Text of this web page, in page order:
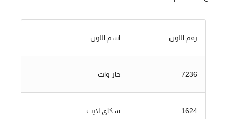
رقم اللون اسم اللون
7236 جاز وات
1624 سكاي لايت